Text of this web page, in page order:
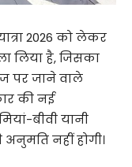
2026 को लेकर
है, जिसका
पर जाने वाले
की नई
बीवी यानी
नहीं होगी।